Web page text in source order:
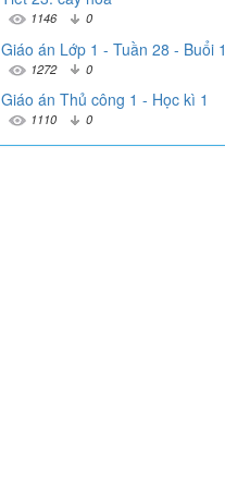
1146 0
Giáo án Lớp 1 - Tuần 28 - Buổi 1
1272 0
Giáo án Thủ công 1 - Học kì 1
1110 0